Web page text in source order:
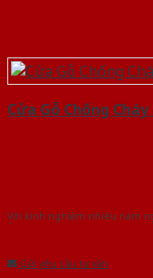
Cửa Gỗ Chống
Với kinh nghiệm nhiêu năm
Gửi yêu cầu tư vấn